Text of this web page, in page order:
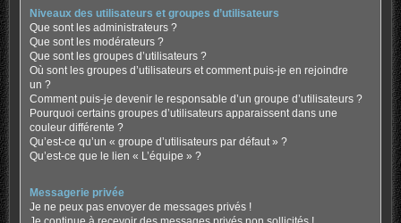
Niveaux des utilisateurs et groupes d’utilisateurs
Que sont les administrateurs ?
Que sont les modérateurs ?
Que sont les groupes d’utilisateurs ?
Où sont les groupes d’utilisateurs et comment puis-je en rejoindre
un ?
Comment puis-je devenir le responsable d’un groupe d’utilisateurs ?
Pourquoi certains groupes d’utilisateurs apparaissent dans une
couleur différente ?
Qu’est-ce qu’un « groupe d’utilisateurs par défaut » ?
Qu’est-ce que le lien « L’équipe » ?
Messagerie privée
Je ne peux pas envoyer de messages privés !